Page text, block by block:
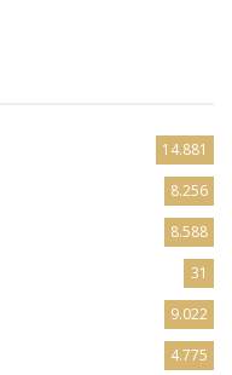
14.881
8.256
8.588
31
9.022
4.775